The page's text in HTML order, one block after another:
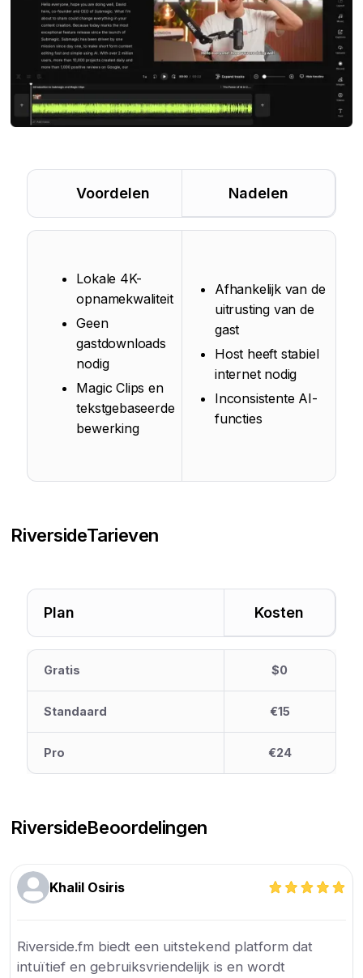
Voordelen Nadelen
Lokale 4K-
opnamekwaliteit
Geen
gastdownloads
nodig
Magic Clips en
tekstgebaseerde
bewerking
Afhankelijk van de
uitrusting van de
gast
Host heeft stabiel
internet nodig
Inconsistente AI-
functies
RiversideTarieven
Plan Kosten
Gratis $0
Standaard €15
Pro €24
RiversideBeoordelingen
Khalil Osiris
Riverside.fm biedt een uitstekend platform dat
intuïtief en gebruiksvriendelijk is en wordt